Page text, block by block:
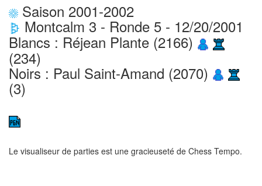
Saison 2001-2002
Montcalm 3 - Ronde 5 - 12/20/2001
Blancs : Réjean Plante (2166)
(234)
Noirs : Paul Saint-Amand (2070)
(3)
Le visualiseur de parties est une gracieuseté de Chess Tempo.